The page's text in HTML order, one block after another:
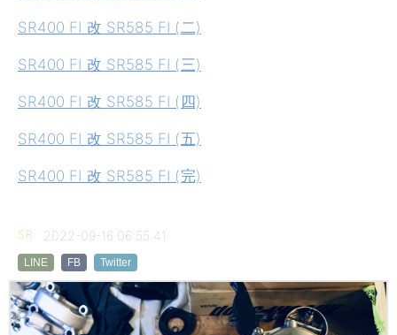
SR400 FI 改 SR585 FI (二)
SR400 FI 改 SR585 FI (三)
SR400 FI 改 SR585 FI (四)
SR400 FI 改 SR585 FI (五)
SR400 FI 改 SR585 FI (完)
SR 2022-09-16 06:55:41
LINE FB Twitter